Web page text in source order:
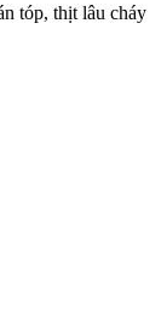
tóp, thịt lâu cháy